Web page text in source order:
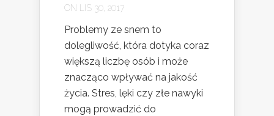
ON LIS 30, 2017
Problemy ze snem to
dolegliwość, która dotyka coraz
większą liczbę osób i może
znacząco wpływać na jakość
życia. Stres, lęki czy złe nawyki
mogą prowadzić do